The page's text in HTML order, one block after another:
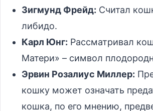
Зигмунд Фрейд: Считал
либидо.
Карл Юнг: Рассматривал
Матери» – символ
Эрвин Розалиус Миллер:
кошку может означать
кошка, по его мнению,